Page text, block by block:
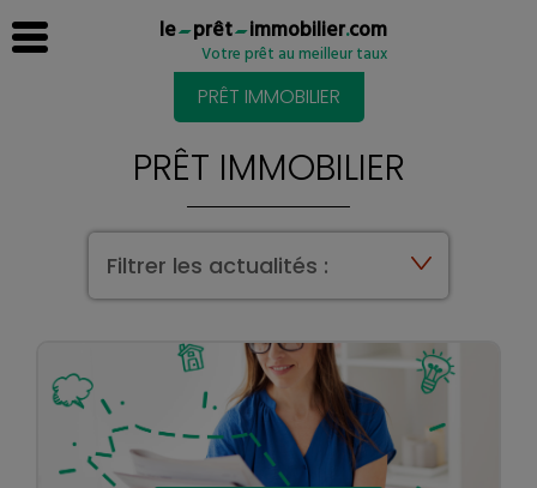
le prêt immobilier.com
Votre prêt au meilleur taux
PRÊT IMMOBILIER
PRÊT IMMOBILIER
Filtrer les actualités :